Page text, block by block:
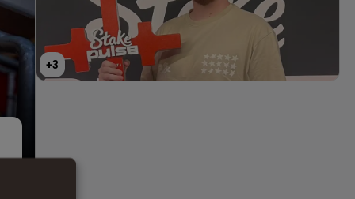
+3